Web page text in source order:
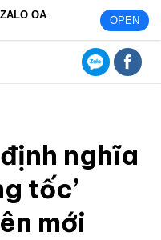
ZALO OA OPEN
nghĩa
tốc’
mới